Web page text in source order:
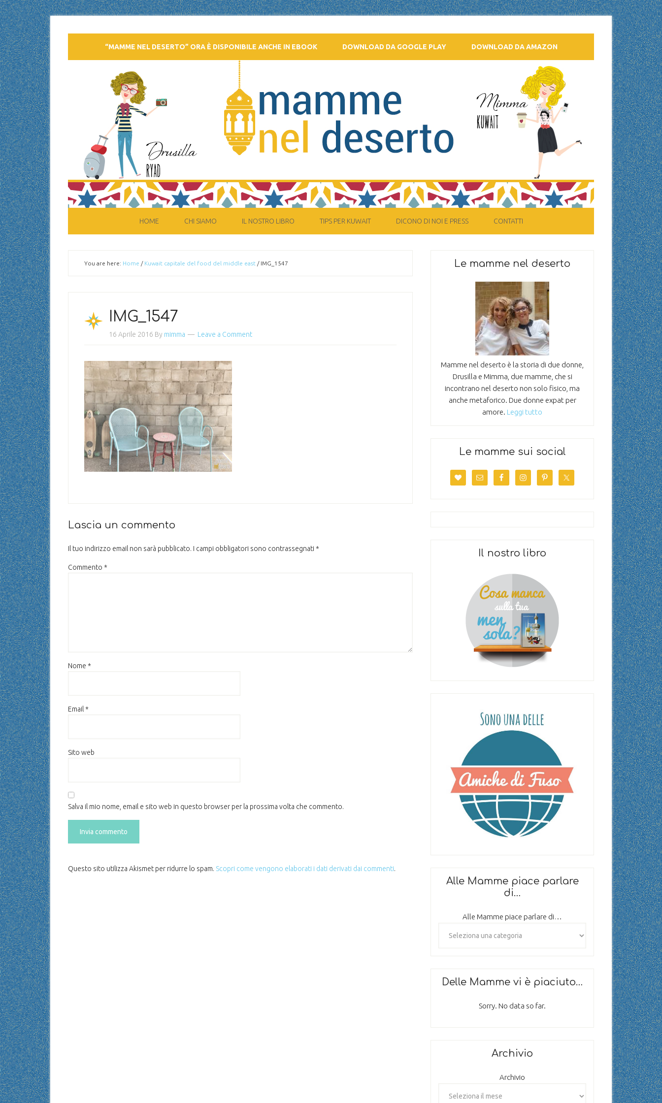
“MAMME NEL DESERTO” ORA È DISPONIBILE ANCHE IN EBOOK DOWNLOAD DA GOOGLE PLAY DOWNLOAD DA AMAZON
HOME CHI SIAMO IL NOSTRO LIBRO TIPS PER KUWAIT DICONO DI NOI E PRESS CONTATTI
You are here: Home / Kuwait capitale del food del middle east /IMG_1547
IMG_1547
16 Aprile 2016 By mimma Leave a Comment
Lascia un commento
Il tuo indirizzo email non sarà pubblicato. I campi obbligatori sono contrassegnati *
Commento *
Nome *
Email *
Sito web
Salva il mio nome, email e sito web in questo browser per la prossima volta che commento.
Questo sito utilizza Akismet per ridurre lo spam. Scopri come vengono elaborati i dati derivati dai commenti.
Le mamme nel deserto
Mamme nel deserto è la storia di due donne,
Drusilla e Mimma, due mamme, che si
incontrano nel deserto non solo fisico, ma
anche metaforico. Due donne expat per
amore. Leggi tutto
Le mamme sui social
Il nostro libro
Alle Mamme piace parlare
di…
Alle Mamme piace parlare di…
Delle Mamme vi è piaciuto…
Sorry. No data so far.
Archivio
Archivio